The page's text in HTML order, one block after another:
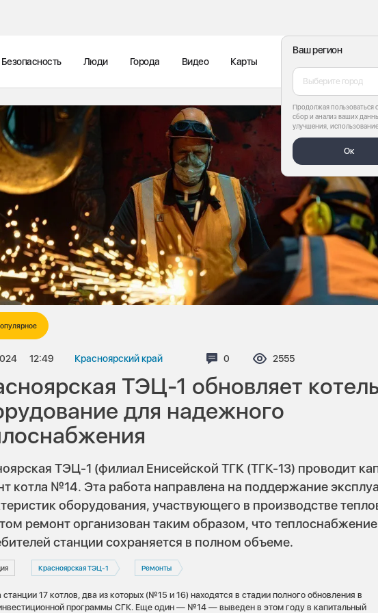
Ваш регион
Выберите город
Продолжая пользоваться
сбор и анализ ваших
улучшения,
Ок
Безопасность Люди Города Видео Карты
12:49 Красноярский край Комментариев:
0 Просмотров:
2555
ТЭЦ-1 обновляет
для надежного
ТЭЦ-1 (филиал Енисейской ТГК (ТГК-13) проводит
котла №14. Эта работа направлена на поддержание
оборудования, участвующего в производстве
ремонт организован таким образом, что теплоснабжение
станции сохраняется в полном объеме.
Красноярская ТЭЦ-1 Ремонты
станции 17 котлов, два из которых (№15 и 16) находятся в стадии полного обновления в
программы СГК. Еще один — №14 — выведен в этом году в капитальный